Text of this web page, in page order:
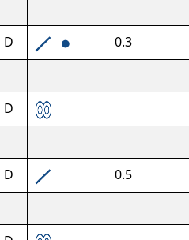
D
0.3
D
D
0.5